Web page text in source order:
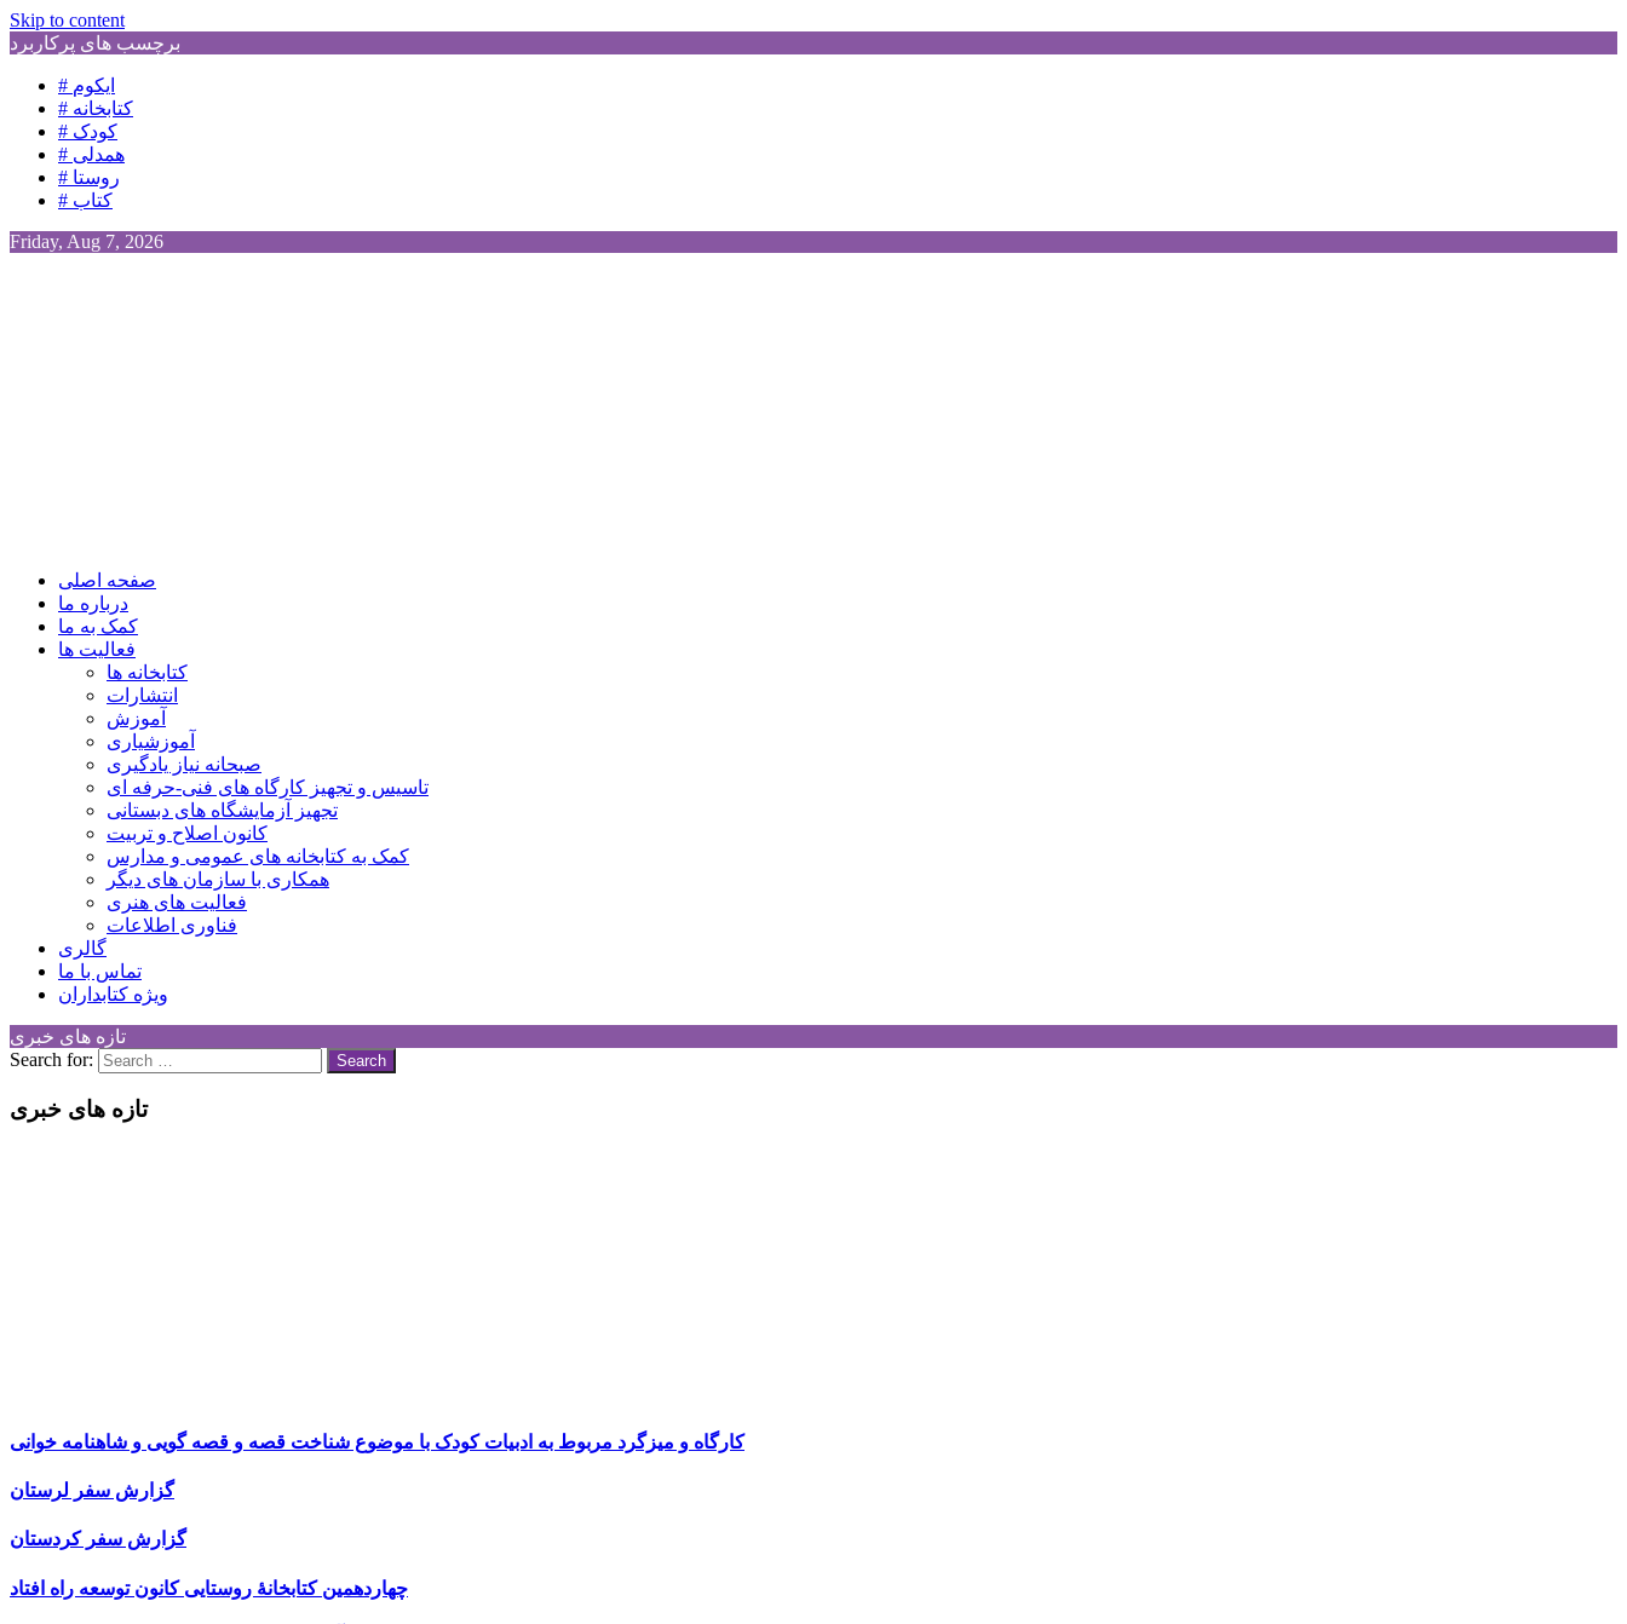
Skip to content
برچسب های پرکاربرد
# ایکوم
# کتابخانه
# کودک
# همدلی
# روستا
# کتاب
Friday, Aug 7, 2026
Children Cultural Development Center
صفحه اصلی
درباره ما
کمک به ما
فعالیت ها
کتابخانه ها
انتشارات
آموزش
آموزشیاری
صبحانه نیاز یادگیری
تاسیس و تجهیز کارگاه های فنی-حرفه ای
تجهیز آزمایشگاه های دبستانی
کانون اصلاح و تربیت
کمک به کتابخانه های عمومی و مدارس
همکاری با سازمان های دیگر
فعالیت های هنری
فناوری اطلاعات
گالری
تماس با ما
ویژه کتابداران
تازه های خبری
Search for:
تازه های خبری
کارگاه و میزگرد مربوط به ادبیات کودک با موضوع شناخت قصه و قصه گویی و شاهنامه خوانی
گزارش سفر لرستان
گزارش سفر کردستان
چهاردهمین کتابخانۀ روستایی کانون توسعه راه افتاد